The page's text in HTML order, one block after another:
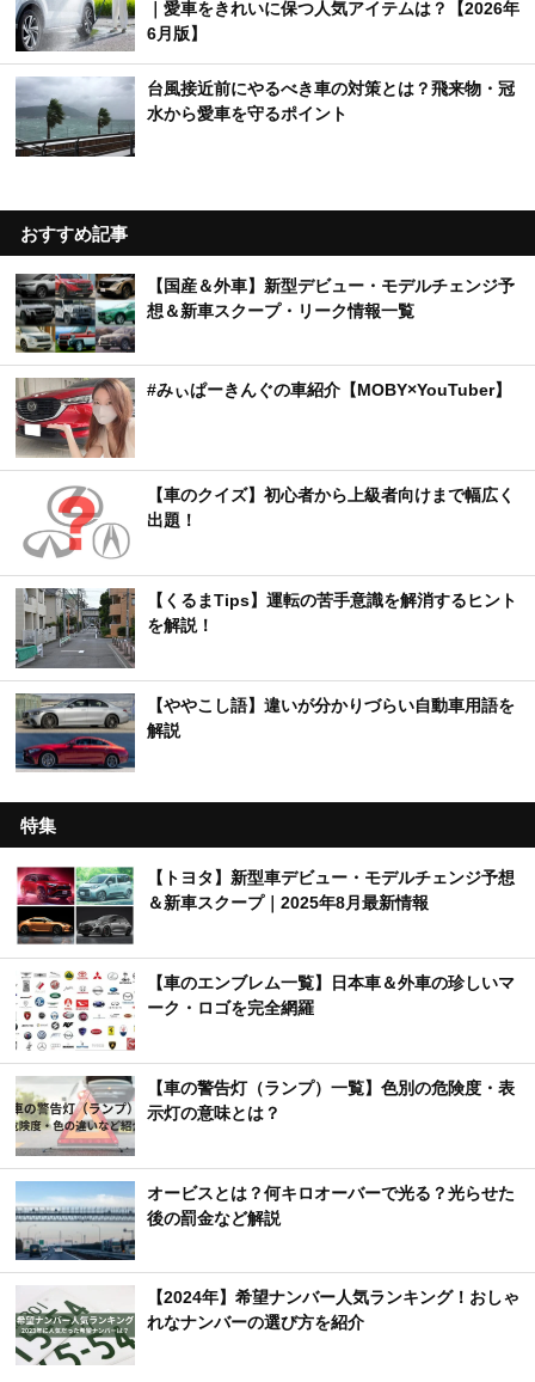
｜愛車をきれいに保つ人気アイテムは？【2026年
6月版】
台風接近前にやるべき車の対策とは？飛来物・冠
水から愛車を守るポイント
おすすめ記事
【国産＆外車】新型デビュー・モデルチェンジ予
想＆新車スクープ・リーク情報一覧
#みぃぱーきんぐの車紹介【MOBY×YouTuber】
【車のクイズ】初心者から上級者向けまで幅広く
出題！
【くるまTips】運転の苦手意識を解消するヒント
を解説！
【ややこし語】違いが分かりづらい自動車用語を
解説
特集
【トヨタ】新型車デビュー・モデルチェンジ予想
＆新車スクープ｜2025年8月最新情報
【車のエンブレム一覧】日本車＆外車の珍しいマ
ーク・ロゴを完全網羅
【車の警告灯（ランプ）一覧】色別の危険度・表
示灯の意味とは？
オービスとは？何キロオーバーで光る？光らせた
後の罰金など解説
【2024年】希望ナンバー人気ランキング！おしゃ
れなナンバーの選び方を紹介